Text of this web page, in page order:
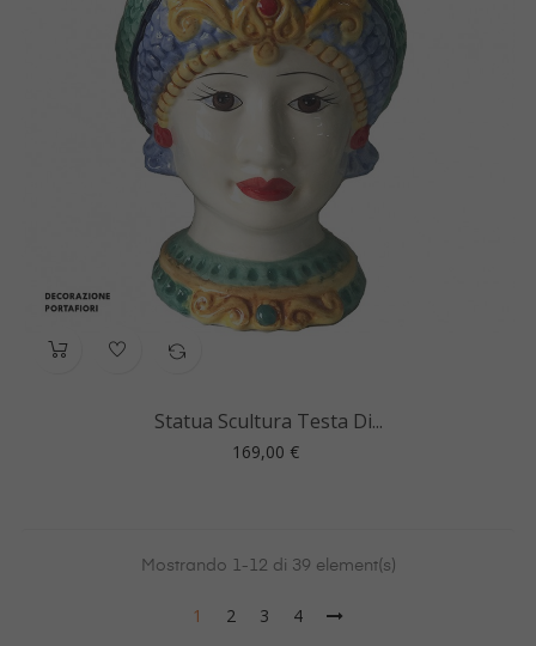
Statua Scultura Testa Di...
Prezzo
169,00 €
Mostrando 1-12 di 39 element(s)
1 2 3 4